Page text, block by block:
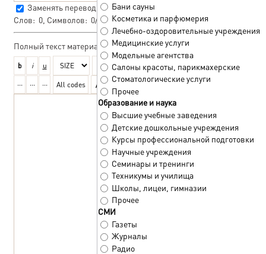
Бани сауны
Косметика и парфюмерия
Лечебно-оздоровительные учреждения
Медицинские услуги
Модельные агентства
Салоны красоты, парикмахерские
Стоматологические услуги
Прочее
Образование и наука
Высшие учебные заведения
Детские дошкольные учреждения
Курсы профессиональной подготовки
Научные учреждения
Семинары и тренинги
Техникумы и училища
Школы, лицеи, гимназии
Прочее
СМИ
Газеты
Журналы
Радио
Заменять переводы строк тегом<BR>
Слов: 0 , Символов: 0/0
Полный текст материала: